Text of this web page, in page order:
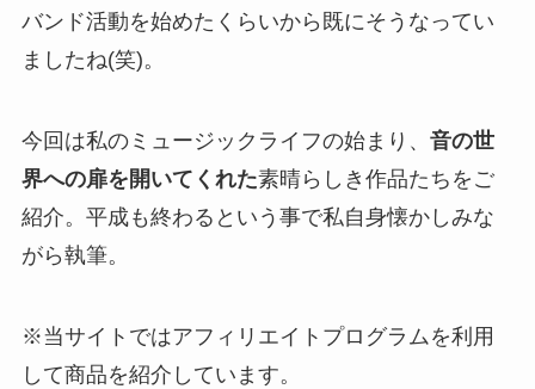
バンド活動を始めたくらいから既にそうなってい
ましたね(笑)。
今回は私のミュージックライフの始まり、 音の世
界への扉を開いてくれた素晴らしき作品たちをご
紹介。平成も終わるという事で私自身懐かしみな
がら執筆。
※当サイトではアフィリエイトプログラムを利用
して商品を紹介しています。